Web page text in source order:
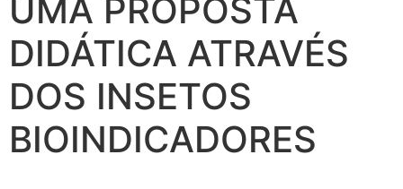
UMA PROPOSTA
DIDÁTICA ATRAVÉS
DOS INSETOS
BIOINDICADORES